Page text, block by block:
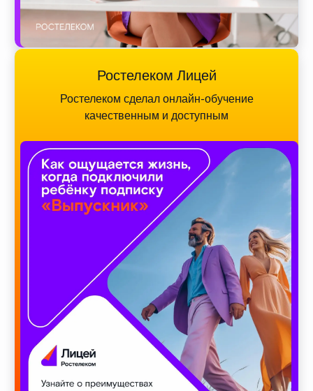
Ростелеком Лицей
Ростелеком сделал онлайн-обучение
качественным и доступным